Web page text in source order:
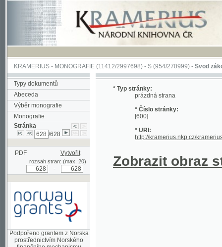
KRAMERIUS-MONOGRAFIE(11412/2997698) -S (954/270999)-Svod zákonův
Typy dokumentů
Abeceda
Výběr monografie
Monografie
Stránka
/628
PDF Vytvořit
rozsah stran: (max. 20)
Podpořeno grantem z Norska
prostřednictvím Norského
* Typ stránky:
prázdná strana
* Číslo stránky:
* URI: